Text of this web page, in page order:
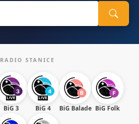
RADIO STANICE
BiG 3 BiG 4 BiG Balade BiG Folk